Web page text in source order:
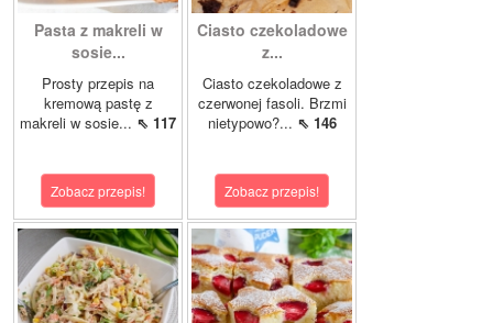
Pasta z makreli w
sosie...
Prosty przepis na
kremową pastę z
makreli w sosie... ⇖ 117
Zobacz przepis!
Ciasto czekoladowe
z...
Ciasto czekoladowe z
czerwonej fasoli. Brzmi
nietypowo?... ⇖ 146
Zobacz przepis!